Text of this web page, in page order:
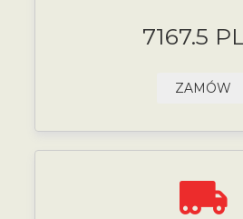
7167.5
ZAMÓW